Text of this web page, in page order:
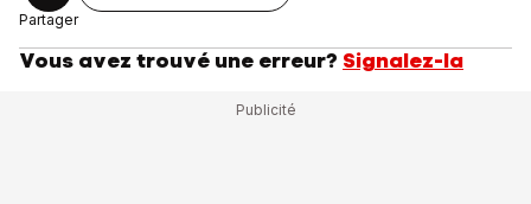
Partager
Vous avez trouvé une erreur? Signalez-la